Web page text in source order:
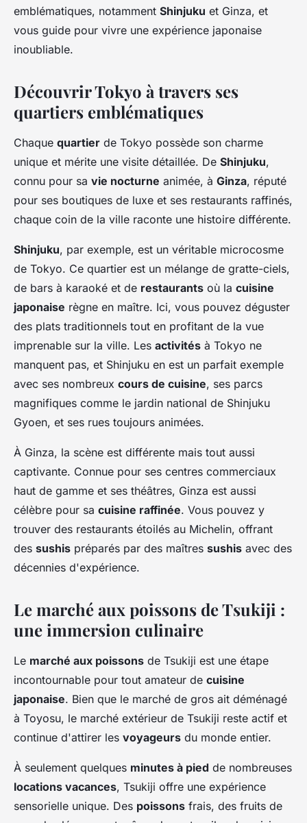
emblématiques, notamment Shinjuku et Ginza, et
vous guide pour vivre une expérience japonaise
inoubliable.
Découvrir Tokyo à travers ses
quartiers emblématiques
Chaque quartier de Tokyo possède son charme
unique et mérite une visite détaillée. De Shinjuku,
connu pour sa vie nocturne animée, à Ginza, réputé
pour ses boutiques de luxe et ses restaurants raffinés,
chaque coin de la ville raconte une histoire différente.
Shinjuku, par exemple, est un véritable microcosme
de Tokyo. Ce quartier est un mélange de gratte-ciels,
de bars à karaoké et de restaurants où la cuisine
japonaise règne en maître. Ici, vous pouvez déguster
des plats traditionnels tout en profitant de la vue
imprenable sur la ville. Les activités à Tokyo ne
manquent pas, et Shinjuku en est un parfait exemple
avec ses nombreux cours de cuisine, ses parcs
magnifiques comme le jardin national de Shinjuku
Gyoen, et ses rues toujours animées.
À Ginza, la scène est différente mais tout aussi
captivante. Connue pour ses centres commerciaux
haut de gamme et ses théâtres, Ginza est aussi
célèbre pour sa cuisine raffinée. Vous pouvez y
trouver des restaurants étoilés au Michelin, offrant
des sushis préparés par des maîtres sushis avec des
décennies d'expérience.
Le marché aux poissons de Tsukiji :
une immersion culinaire
Le marché aux poissons de Tsukiji est une étape
incontournable pour tout amateur de cuisine
japonaise. Bien que le marché de gros ait déménagé
à Toyosu, le marché extérieur de Tsukiji reste actif et
continue d'attirer les voyageurs du monde entier.
À seulement quelques minutes à pied de nombreuses
locations vacances, Tsukiji offre une expérience
sensorielle unique. Des poissons frais, des fruits de